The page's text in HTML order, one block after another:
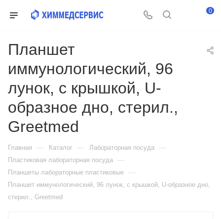
0
Планшет
иммунологический, 96
лунок, с крышкой, U-
образное дно, стерил.,
Greetmed
Главная — Каталог — Лабораторная посуда —
Пластиковая лабораторная посуда —
Планшеты лабораторные пластиковые —
Планшет иммунологический, 96 лунок, с крышкой, U-образное дно,
стерил., Greetmed